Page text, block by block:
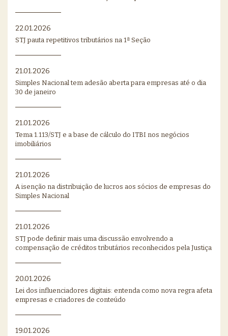
22.01.2026
STJ pauta repetitivos tributários na 1ª Seção
21.01.2026
Simples Nacional tem adesão aberta para empresas até o dia
30 de janeiro
21.01.2026
Tema 1.113/STJ e a base de cálculo do ITBI nos negócios
imobiliários
21.01.2026
A isenção na distribuição de lucros aos sócios de empresas do
Simples Nacional
21.01.2026
STJ pode definir mais uma discussão envolvendo a
compensação de créditos tributários reconhecidos pela Justiça
20.01.2026
Lei dos influenciadores digitais: entenda como nova regra afeta
empresas e criadores de conteúdo
19.01.2026